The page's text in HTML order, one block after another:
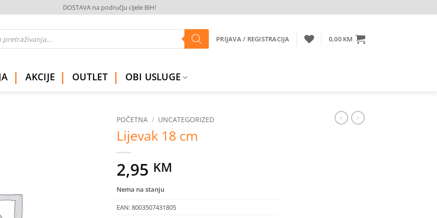
DOSTAVA na području cijele BiH!
PRIJAVA / REGISTRACIJA 0,00 KM
AKCIJE OUTLET OBI USLUGE
POČETNA / UNCATEGORIZED
Lijevak 18 cm
2,95 KM
Nema na stanju
EAN:8003507431805